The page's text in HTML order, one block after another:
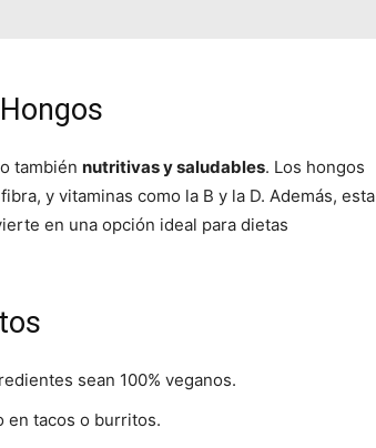
también nutritivas y saludables. Los hongos
y vitaminas como la B y la D. Además, esta
en una opción ideal para dietas
sean 100% veganos.
en tacos o burritos.